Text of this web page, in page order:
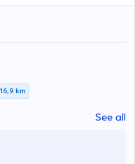
16,9 km
See all